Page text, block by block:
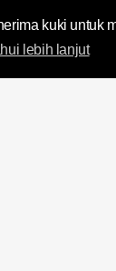
kuki
lebih lanjut